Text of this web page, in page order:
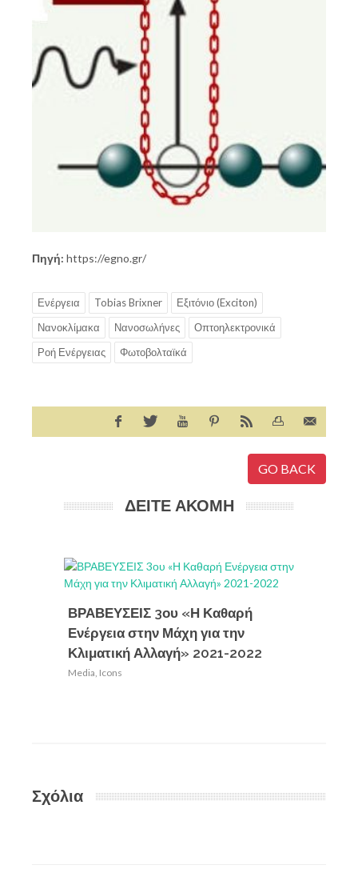
Πηγή: https://egno.gr/
Ενέργεια Tobias Brixner
Εξιτόνιο (Exciton)
Νανοκλίμακα
Νανοσωλήνες
Οπτοηλεκτρονικά
Ροή Ενέργειας
Φωτοβολταϊκά
GO BACK
ΔΕΙΤΕ ΑΚΟΜΗ
ΒΡΑΒΕΥΣΕΙΣ 3ου «Η Καθαρή
Ενέργεια στην Μάχη για την
Κλιματική Αλλαγή» 2021-2022
Media, Icons
Σχόλια